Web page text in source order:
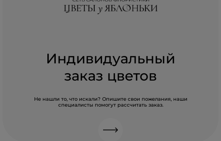
Индивидуальный
заказ цветов
Не нашли то, что искали? Опишите свои пожелания, наши
специалисты помогут рассчитать заказ.